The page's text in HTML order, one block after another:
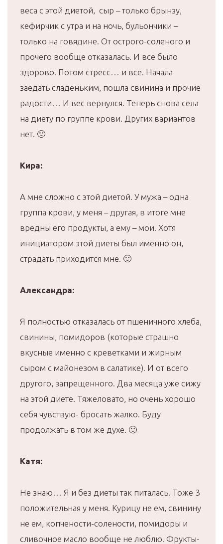
веса с этой диетой, сыр – только брынзу,
кефирчик с утра и на ночь, бульончики –
только на говядине. От острого-соленого и
прочего вообще отказалась. И все было
здорово. Потом стресс… и все. Начала
заедать сладеньким, пошла свинина и прочие
радости… И вес вернулся. Теперь снова села
на диету по группе крови. Других вариантов
нет. 🙁
Кира:
А мне сложно с этой диетой. У мужа – одна
группа крови, у меня – другая, в итоге мне
вредны его продукты, а ему – мои. Хотя
инициатором этой диеты был именно он,
страдать приходится мне. 🙂
Александра:
Я полностью отказалась от пшеничного хлеба,
свинины, помидоров (которые страшно
вкусные именно с креветками и жирным
сыром с майонезом в салатике). И от всего
другого, запрещенного. Два месяца уже сижу
на этой диете. Тяжеловато, но очень хорошо
себя чувствую- бросать жалко. Буду
продолжать в том же духе. 🙂
Катя:
Не знаю… Я и без диеты так питалась. Тоже 3
положительная у меня. Курицу не ем, свинину
не ем, копчености-солености, помидоры и
сливочное масло вообще не люблю. Фрукты-